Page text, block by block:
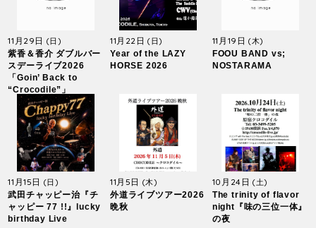
11月29日 (日)
紫香＆香介 ダブルバー
スデーライブ2026
「Goin’ Back to
“Crocodile”」
11月22日(日)
Year of the LAZY
HORSE 2026
11月19日 (木)
FOOU BAND vs;
NOSTARAMA
11月15日 (日)
武田チャッピー治『チ
ャッピー 77 !!』lucky
birthday Live
11月5日 (木)
外道ライブツアー2026
晩秋
10月24日 (土)
The trinity of flavor
night『味の三位一体』
の夜